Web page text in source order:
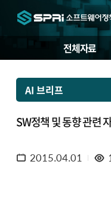
전체자료
AI 브리프
SW정책 및 동향 관련
2015.04.01